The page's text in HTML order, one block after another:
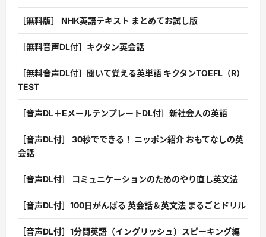
［無料版］ NHK英語テキスト まとめてお試し版
［無料音声DL付］キクタン英会話
［無料音声DL付］聞いて覚える英単語 キクタンTOEFL（R）
TEST
［音声DL＋EメールテンプレートDL付］新社会人の英語
［音声DL付］ 30秒でできる！ ニッポン紹介 おもてなしの英
会話
［音声DL付］ コミュニケーションのためのやり直し英文法
［音声DL付］100日がんばる 英会話＆英文法 まるごとドリル
［音声DL付］1分間英語（イングリッシュ）スピーキング編